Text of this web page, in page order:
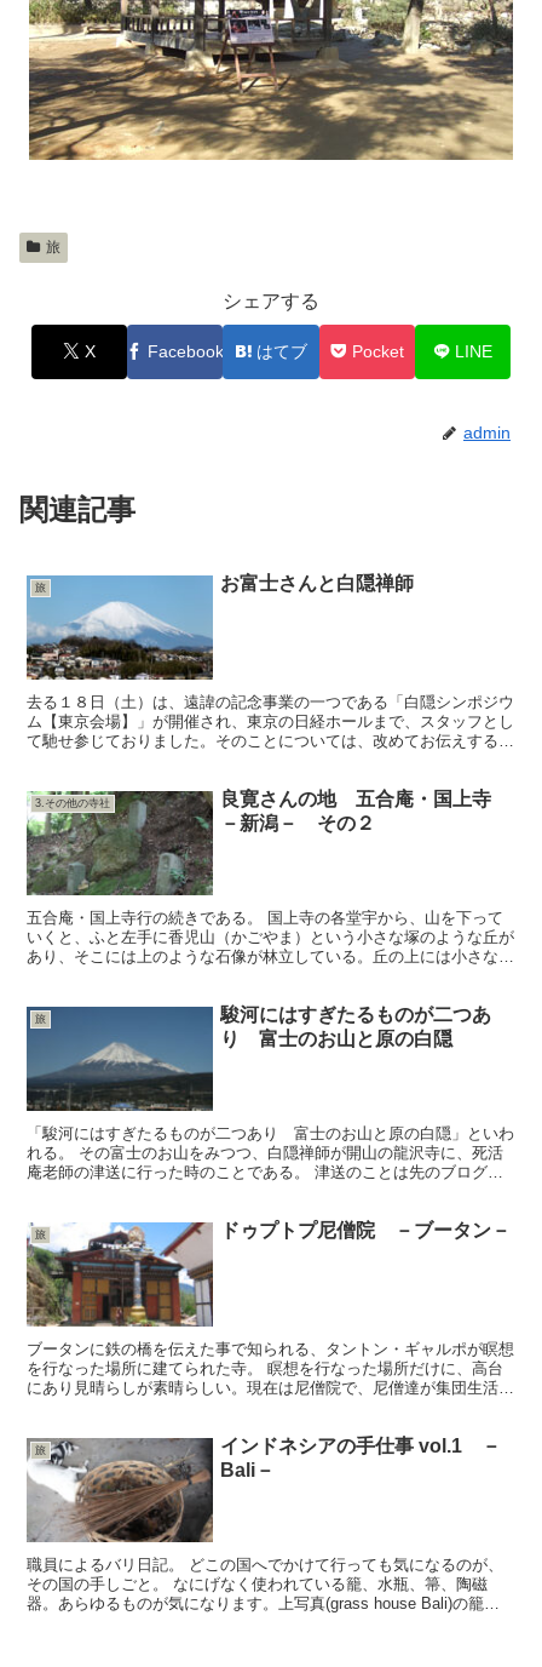
旅
シェアする
X Facebook はてブ Pocket LINE
admin
関連記事
旅 お富士さんと白隠禅師
去る１８日（土）は、遠諱の記念事業の一つである「白隠シンポジウ
ム【東京会場】」が開催され、東京の日経ホールまで、スタッフとし
て馳せ参じておりました。そのことについては、改めてお伝えすると
3.その他の寺社
良寛さんの地 五合庵・国上寺
－新潟－ その２
五合庵・国上寺行の続きである。 国上寺の各堂宇から、山を下って
いくと、ふと左手に香児山（かごやま）という小さな塚のような丘が
あり、そこには上のような石像が林立している。丘の上には小さな廟
旅
駿河にはすぎたるものが二つあ
り 富士のお山と原の白隠
「駿河にはすぎたるものが二つあり 富士のお山と原の白隠」といわ
れる。 その富士のお山をみつつ、白隠禅師が開山の龍沢寺に、死活
庵老師の津送に行った時のことである。 津送のことは先のブログに
旅 ドゥプトプ尼僧院 －ブータン－
ブータンに鉄の橋を伝えた事で知られる、タントン・ギャルポが瞑想
を行なった場所に建てられた寺。 瞑想を行なった場所だけに、高台
にあり見晴らしが素晴らしい。現在は尼僧院で、尼僧達が集団生活を
旅
インドネシアの手仕事 vol.1 －
Bali－
職員によるバリ日記。 どこの国へでかけて行っても気になるのが、
その国の手しごと。 なにげなく使われている籠、水瓶、箒、陶磁
器。あらゆるものが気になります。上写真(grass house Bali)の籠